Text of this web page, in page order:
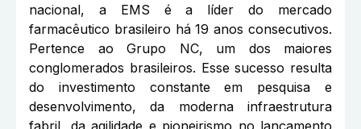
nacional, a EMS é a líder do mercado
farmacêutico brasileiro há 19 anos consecutivos.
Pertence ao Grupo NC, um dos maiores
conglomerados brasileiros. Esse sucesso resulta
do investimento constante em pesquisa e
desenvolvimento, da moderna infraestrutura